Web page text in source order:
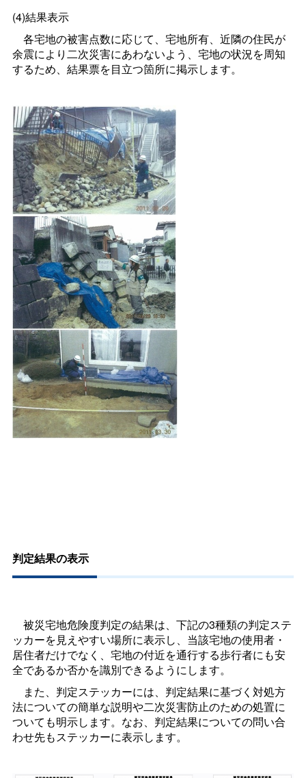
(4)結果表示
各宅地の被害点数に応じて、宅地所有、近隣の住民が
余震により二次災害にあわないよう、宅地の状況を周知
するため、結果票を目立つ箇所に掲示します。
判定結果の表示
被災宅地危険度判定の結果は、下記の3種類の判定ステ
ッカーを見えやすい場所に表示し、当該宅地の使用者・
居住者だけでなく、宅地の付近を通行する歩行者にも安
全であるか否かを識別できるようにします。
また、判定ステッカーには、判定結果に基づく対処方
法についての簡単な説明や二次災害防止のための処置に
ついても明示します。なお、判定結果についての問い合
わせ先もステッカーに表示します。